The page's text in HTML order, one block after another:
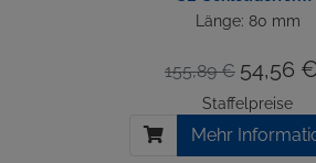
Länge: 80 mm
155,89 € 54,56
Staffelpreise
Mehr